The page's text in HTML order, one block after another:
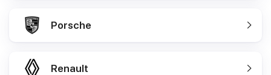
Porsche
Renault